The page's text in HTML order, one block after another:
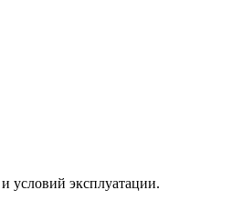
условий эксплуатации.